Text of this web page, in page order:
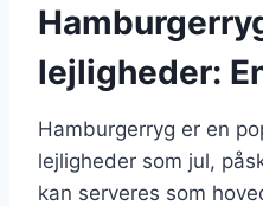
lejligheder:
Hamburgerryg er en
lejligheder som jul,
kan serveres som